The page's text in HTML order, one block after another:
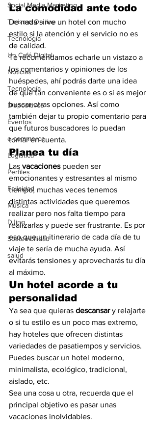
Social Media Marketing
Turismo On line
Tecnología
Un Café Digital
Noticias
Tecnología
Dispositivos
Eventos
e-commerce
Logística
Perfiles
Felicidad
Música
DJing
Sostenibilidad
salud
La comodidad ante todo
De nada sirve un hotel con mucho
estilo si la atención y el servicio no es
de calidad.
Te recomendamos echarle un vistazo a
los comentarios y opiniones de los
huéspedes, ahí podrás darte una idea
de qué tan conveniente es o si es mejor
buscar otras opciones. Así como
también dejar tu propio comentario para
que futuros buscadores lo puedan
tomar en cuenta.
Planea tu día
Las vacaciones pueden ser
emocionantes y estresantes al mismo
tiempo, muchas veces tenemos
distintas actividades que queremos
realizar pero nos falta tiempo para
realizarlas y puede ser frustrante. Es por
eso que un itinerario de cada día de tu
viaje te sería de mucha ayuda. Así
evitarás tensiones y aprovecharás tu día
al máximo.
Un hotel acorde a tu
personalidad
Ya sea que quieras descansar y relajarte
o si tu estilo es un poco mas extremo,
hay hoteles que ofrecen distintas
variedades de pasatiempos y servicios.
Puedes buscar un hotel moderno,
minimalista, ecológico, tradicional,
aislado, etc.
Sea una cosa u otra, recuerda que el
principal objetivo es pasar unas
vacaciones inolvidables.